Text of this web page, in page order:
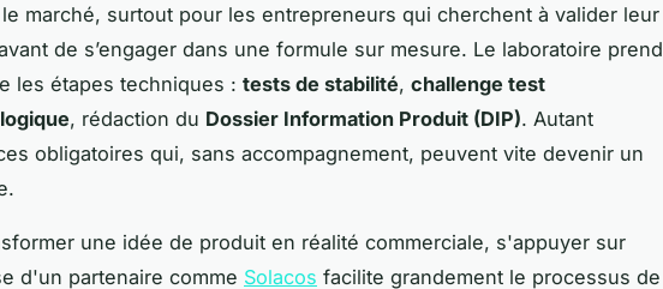
marché, surtout pour les entrepreneurs qui cherchent à valider leur
de s’engager dans une formule sur mesure. Le laboratoire prend
les étapes techniques : tests de stabilité, challenge test
, rédaction du Dossier Information Produit (DIP). Autant
obligatoires qui, sans accompagnement, peuvent vite devenir un
une idée de produit en réalité commerciale, s'appuyer sur
d'un partenaire comme Solacos facilite grandement le processus de